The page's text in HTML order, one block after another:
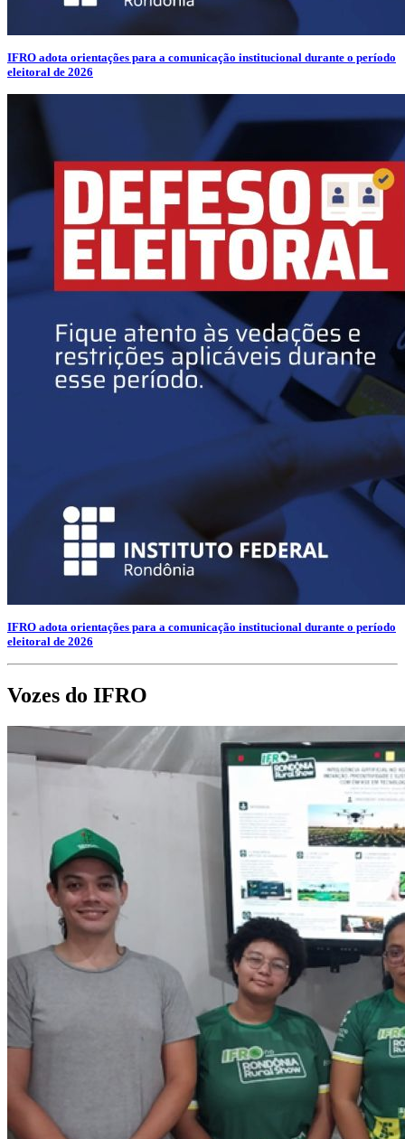
IFRO adota orientações para a comunicação institucional durante o período
eleitoral de 2026
IFRO adota orientações para a comunicação institucional durante o período
eleitoral de 2026
Vozes do IFRO